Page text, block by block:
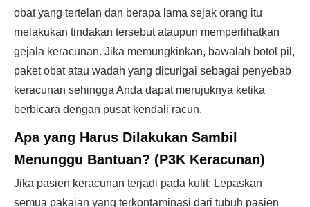
obat yang tertelan dan berapa lama sejak orang itu
melakukan tindakan tersebut ataupun memperlihatkan
gejala keracunan. Jika memungkinkan, bawalah botol pil,
paket obat atau wadah yang dicurigai sebagai penyebab
keracunan sehingga Anda dapat merujuknya ketika
berbicara dengan pusat kendali racun.
Apa yang Harus Dilakukan Sambil
Menunggu Bantuan? (P3K Keracunan)
Jika pasien keracunan terjadi pada kulit; Lepaskan
semua pakaian yang terkontaminasi dari tubuh pasien